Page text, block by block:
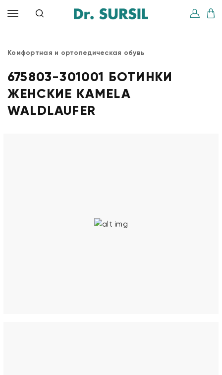
Комфортная и ортопедическая обувь
675803-301001 БОТИНКИ
ЖЕНСКИЕ KAMELA
WALDLAUFER